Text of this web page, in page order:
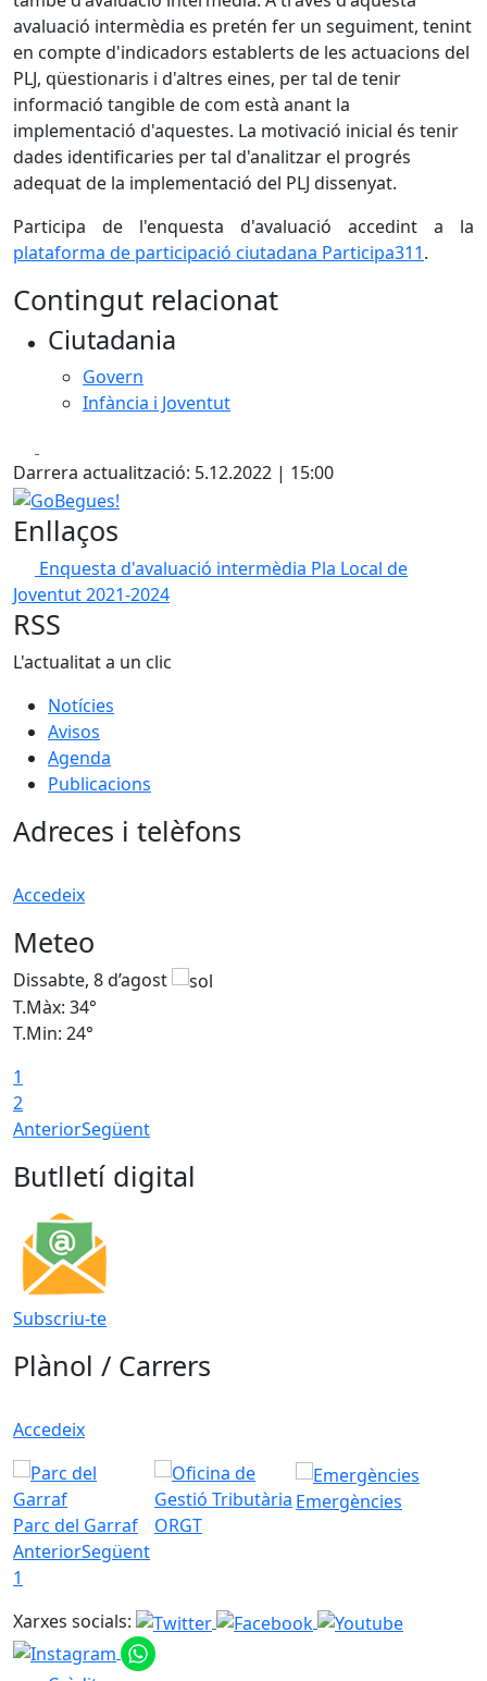
avaluació intermèdia es pretén fer un seguiment, tenint
en compte d'indicadors establerts de les actuacions del
PLJ, qüestionaris i d'altres eines, per tal de tenir
informació tangible de com està anant la
implementació d'aquestes. La motivació inicial és tenir
dades identificaries per tal d'analitzar el progrés
adequat de la implementació del PLJ dissenyat.
Participa de l'enquesta d'avaluació accedint a la
plataforma de participació ciutadana Participa311.
Contingut relacionat
Ciutadania
Govern
Infància i Joventut
Darrera actualització: 5.12.2022 | 15:00
GoBegues!
Enllaços
Enquesta d'avaluació intermèdia Pla Local de
Joventut 2021-2024
RSS
L'actualitat a un clic
Notícies
Avisos
Agenda
Publicacions
Adreces i telèfons
Accedeix
Meteo
Dissabte, 8 d’agost
T.Màx: 34°
T.Min: 24°
1
2
AnteriorSegüent
Butlletí digital
Subscriu-te
Plànol / Carrers
Accedeix
Parc del Garraf ORGT
Emergències
AnteriorSegüent
1
Xarxes socials: